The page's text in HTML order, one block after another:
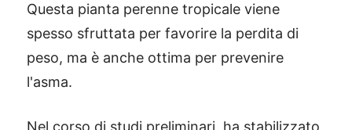
Questa pianta perenne tropicale viene
spesso sfruttata per favorire la perdita di
peso, ma è anche ottima per prevenire
l'asma.
Nel corso di studi preliminari, ha stabilizzato